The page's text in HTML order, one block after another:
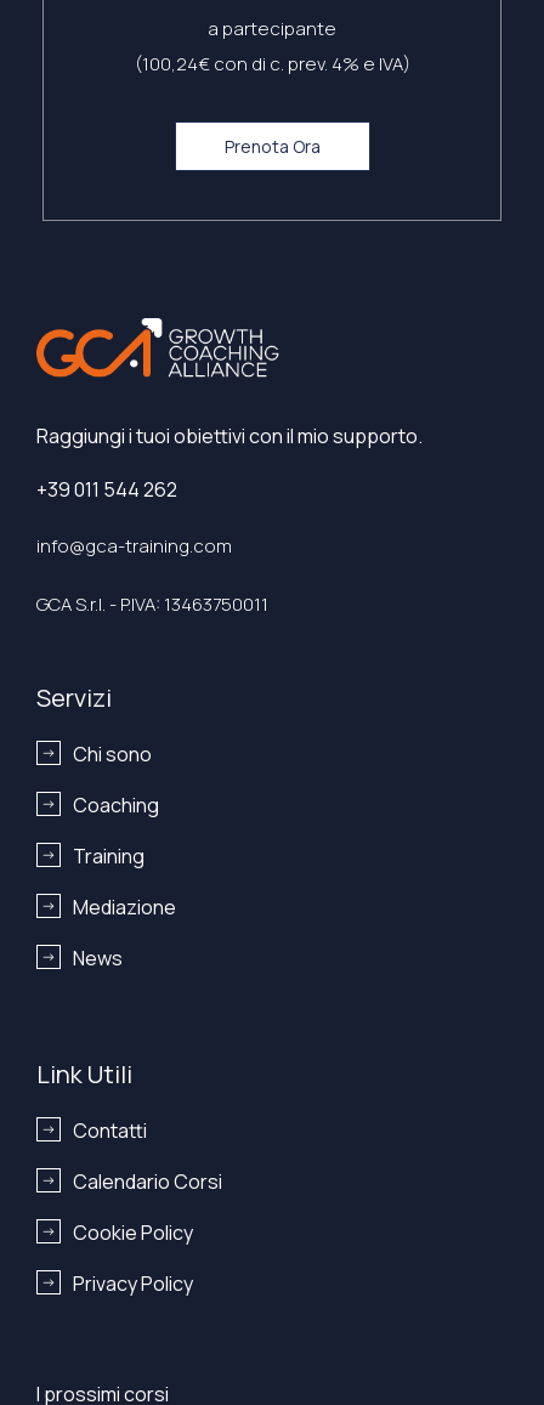
a partecipante
(100,24€ con di c. prev. 4% e IVA)
Prenota Ora
Raggiungi i tuoi obiettivi con il mio supporto.
+39 011 544 262
info@gca-training.com
GCA S.r.l. - P.IVA: 13463750011
Servizi
Chi sono
Coaching
Training
Mediazione
News
Link Utili
Contatti
Calendario Corsi
Cookie Policy
Privacy Policy
I prossimi corsi